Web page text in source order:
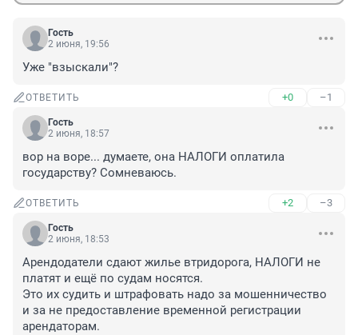
Гость
2 июня, 19:56
Уже "взыскали"?
ОТВЕТИТЬ +0 –1
Гость
2 июня, 18:57
вор на воре... думаете, она НАЛОГИ оплатила
государству? Сомневаюсь.
ОТВЕТИТЬ +2 –3
Гость
2 июня, 18:53
Арендодатели сдают жилье втридорога, НАЛОГИ не
платят и ещё по судам носятся.
Это их судить и штрафовать надо за мошенничество
и за не предоставление временной регистрации
арендаторам.